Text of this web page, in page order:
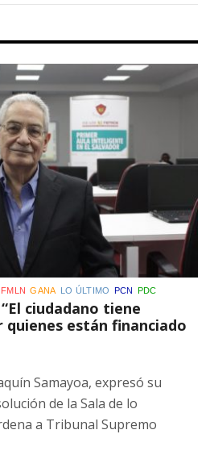
FMLN GANA LO ÚLTIMO PCN PDC
ciudadano tiene
quienes están financiado
Samayoa, expresó su
de la Sala de lo
a Tribunal Supremo